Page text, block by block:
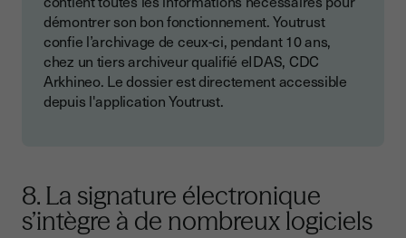
démontrer son bon fonctionnement. Youtrust
confie l’archivage de ceux-ci, pendant 10 ans,
chez un tiers archiveur qualifié eIDAS, CDC
Arkhineo. Le dossier est directement accessible
depuis l'application Youtrust.
8. La signature électronique
s’intègre à de nombreux logiciels